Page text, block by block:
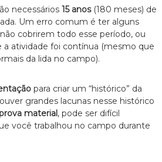
necessários 15 anos(180 meses) de
Um erro comum é ter alguns
cobrirem todo esse período, ou
atividade foi contínua (mesmo que
da lida no campo).
para criar um “histórico” da
grandes lacunas nesse histórico
material, pode ser difícil
você trabalhou no campo durante